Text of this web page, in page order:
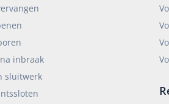
inbraak
sluitwerk